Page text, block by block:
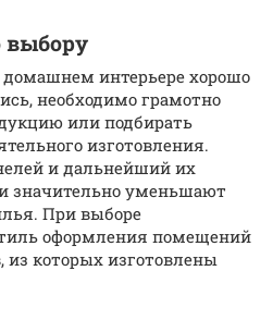
выбору
интерьере хорошо
необходимо грамотно
или подбирать
изготовления.
и дальнейший их
значительно уменьшают
При выборе
оформления помещений
из которых изготовлены